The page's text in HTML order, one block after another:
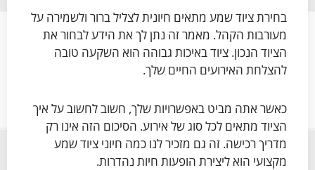
בחירת ציוד שמע מתאים חיונית לצליל ברור ולשמירה על
מעורבות הקהל. מאמר זה נתן לך את הידע לבחור את
הציוד הנכון. ציוד באיכות גבוהה הוא השקעה טובה
להצלחת האירועים החיים שלך.
כאשר אתה מביט באפשרויות שלך, חשוב לחשוב על איך
הציוד מתאים לכל סוג של אירוע. הסיכום הזה אינו רק
מדריך רכישה. זה גם מזכיר לנו כמה חיוני ציוד שמע
מקצועי הוא ליצירת הופעות חיות נהדרות.